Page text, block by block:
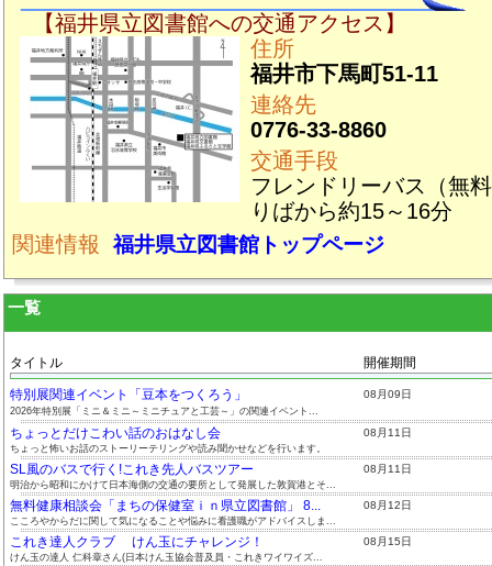
【福井県立図書館への交通アクセス】
住所
福井市下馬町51-11
連絡先
0776-33-8860
交通手段
フレンドリーバス（無
りばから約15～16分
関連情報福井県立図書館トップページ
一覧
タイトル 開催期間
特別展関連イベント「豆本をつくろう」 08月09日
2026年特別展「ミニ＆ミニ～ミニチュアと工芸～」の関連イベント...
ちょっとだけこわい話のおはなし会 08月11日
ちょっと怖いお話のストーリーテリングや読み聞かせなどを行います。
SL風のバスで行く!これき先人バスツアー 08月11日
明治から昭和にかけて日本海側の交通の要所として発展した敦賀港とそ...
無料健康相談会「まちの保健室ｉｎ県立図書館」 8... 08月12日
こころやからだに関して気になることや悩みに看護職がアドバイスしま...
これき達人クラブ けん玉にチャレンジ！ 08月15日
けん玉の達人 仁科章さん(日本けん玉協会普及員・これきワイワイズ...